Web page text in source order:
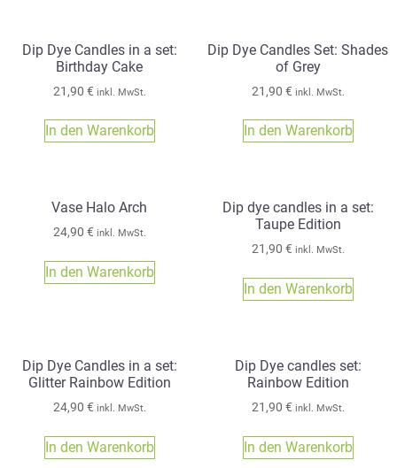
Dip Dye Candles in a set:
Birthday Cake
21,90 € inkl. MwSt.
In den Warenkorb
Dip Dye Candles Set: Shades
of Grey
21,90 € inkl. MwSt.
In den Warenkorb
Vase Halo Arch
24,90 € inkl. MwSt.
In den Warenkorb
Dip dye candles in a set:
Taupe Edition
21,90 € inkl. MwSt.
In den Warenkorb
Dip Dye Candles in a set:
Glitter Rainbow Edition
24,90 € inkl. MwSt.
In den Warenkorb
Dip Dye candles set:
Rainbow Edition
21,90 € inkl. MwSt.
In den Warenkorb